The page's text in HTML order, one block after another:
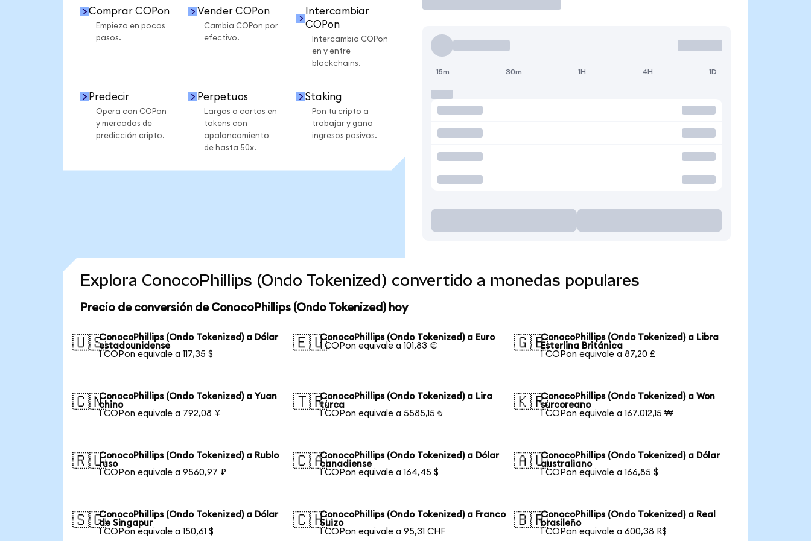
Comprar COPon
Empieza en pocos
pasos.
Vender COPon
Cambia COPon por
efectivo.
Intercambiar
COPon
Intercambia COPon
en y entre
blockchains.
Predecir
Opera con COPon
y mercados de
predicción cripto.
Perpetuos
Largos o cortos en
tokens con
apalancamiento
de hasta 50x.
Staking
Pon tu cripto a
trabajar y gana
ingresos pasivos.
15m 30m 1H 4H 1D
Explora ConocoPhillips (Ondo Tokenized) convertido a monedas populares
Precio de conversión de ConocoPhillips (Ondo Tokenized) hoy
🇺🇸ConocoPhillips (Ondo Tokenized) a Dólar
estadounidense
1 COPon equivale a 117,35 $
🇪🇺ConocoPhillips (Ondo Tokenized) a Euro
1 COPon equivale a 101,83 €
🇬🇧ConocoPhillips (Ondo Tokenized) a Libra
Esterlina Británica
1 COPon equivale a 87,20 £
🇨🇳ConocoPhillips (Ondo Tokenized) a Yuan
chino
1 COPon equivale a 792,08 ¥
🇹🇷ConocoPhillips (Ondo Tokenized) a Lira
turca
1 COPon equivale a 5585,15 ₺
🇰🇷ConocoPhillips (Ondo Tokenized) a Won
surcoreano
1 COPon equivale a 167.012,15 ₩
🇷🇺ConocoPhillips (Ondo Tokenized) a Rublo
ruso
1 COPon equivale a 9560,97 ₽
🇨🇦ConocoPhillips (Ondo Tokenized) a Dólar
canadiense
1 COPon equivale a 164,45 $
🇦🇺ConocoPhillips (Ondo Tokenized) a Dólar
australiano
1 COPon equivale a 166,85 $
🇸🇬ConocoPhillips (Ondo Tokenized) a Dólar
de Singapur
1 COPon equivale a 150,61 $
🇨🇭ConocoPhillips (Ondo Tokenized) a Franco
Suizo
1 COPon equivale a 95,31 CHF
🇧🇷ConocoPhillips (Ondo Tokenized) a Real
brasileño
1 COPon equivale a 600,38 R$